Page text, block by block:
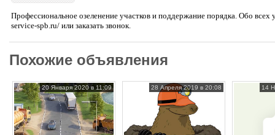
Профессиональное озеленение участков и поддержание порядка. Обо
service-spb.ru/ или заказать звонок.
Похожие объявления
20 Января 2020 в 11:09 28 Апреля 2019 в 20:08 14